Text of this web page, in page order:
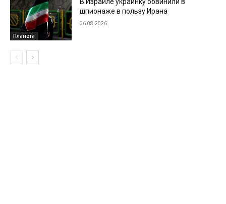
Планета
В Израиле украинку обвинили в
шпионаже в пользу Ирана
06.08.2026